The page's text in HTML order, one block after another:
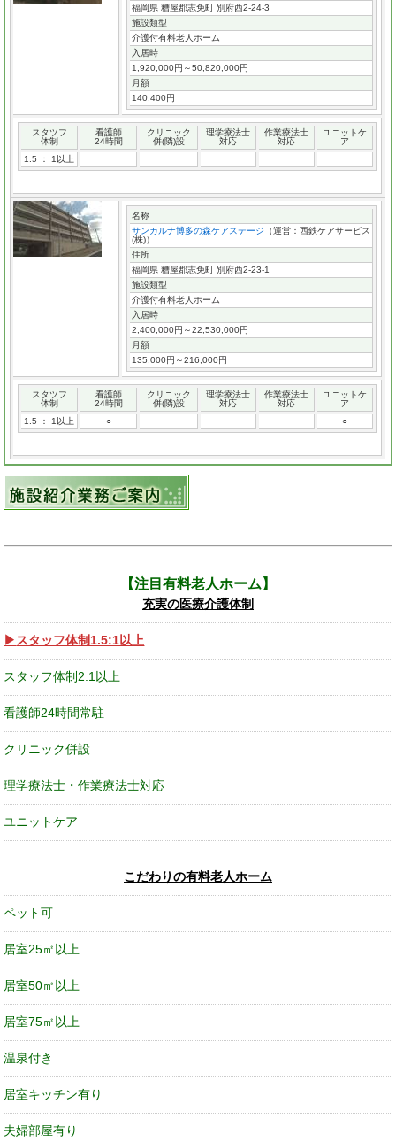
福岡県 糟屋郡志免町 別府西2-24-3
施設類型
介護付有料老人ホーム
入居時
1,920,000円～50,820,000円
月額
140,400円
スタツフ
体制
看護師
24時間
クリニック
併(隣)設
理学療法士
対応
作業療法士
対応
ユニットケ
ア
1.5 ： 1以上
名称
サンカルナ博多の森ケアステージ
（運営：西鉄ケアサービス
(株)）
住所
福岡県 糟屋郡志免町 別府西2-23-1
施設類型
介護付有料老人ホーム
入居時
2,400,000円～22,530,000円
月額
135,000円～216,000円
スタツフ
体制
看護師
24時間
クリニック
併(隣)設
理学療法士
対応
作業療法士
対応
ユニットケ
ア
1.5 ： 1以上
○ ○
注目有料老人ホーム
充実の医療介護体制
スタッフ体制1.5:1以上
スタッフ体制2:1以上
看護師24時間常駐
クリニック併設
理学療法士・作業療法士対応
ユニットケア
こだわりの有料老人ホーム
ペット可
居室25㎡以上
居室50㎡以上
居室75㎡以上
温泉付き
居室キッチン有り
夫婦部屋有り